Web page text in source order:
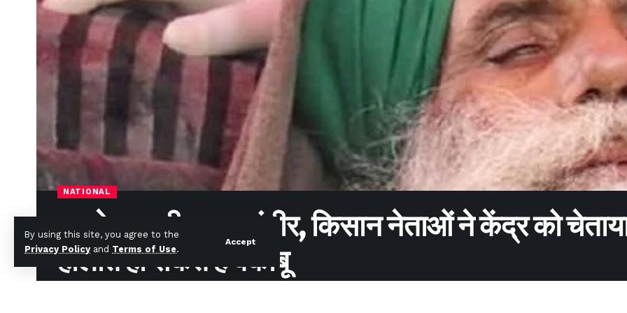
By using this site, you agree to the
Privacy Policy and Terms of Use.
Accept
NATIONAL
डल्लेवाल की हालत गंभीर, किसान नेताओं ने केंद्र को
हालात हो सकते हैं बेकाबू